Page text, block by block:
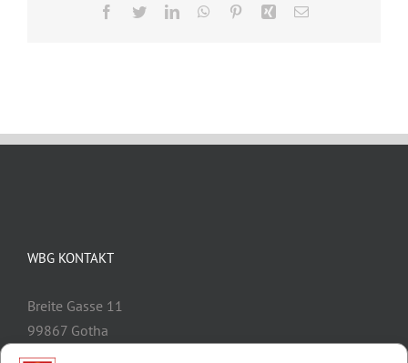
Facebook
TwitterLinkedInWhatsApp
PinterestXing E-
WBG KONTAKT
Breite Gasse 11
99867 Gotha
Telefon: